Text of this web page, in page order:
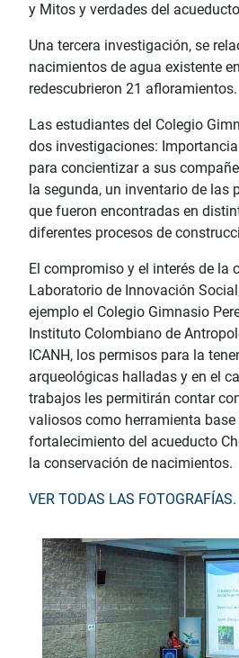
y Mitos y verdades del
Una tercera investigación, se
nacimientos de agua existente
redescubrieron 21 afloramientos.
Las estudiantes del Colegio
dos investigaciones: Importancia
para concientizar a sus
la segunda, un inventario de las
que fueron encontradas en
diferentes procesos de
El compromiso y el interés de la
Laboratorio de Innovación
ejemplo el Colegio Gimnasio
Instituto Colombiano de
ICANH, los permisos para la
arqueológicas halladas y en el
trabajos les permitirán contar
valiosos como herramienta base
fortalecimiento del acueducto
la conservación de nacimientos.
VER TODAS LAS FOTOGRAFÍAS.